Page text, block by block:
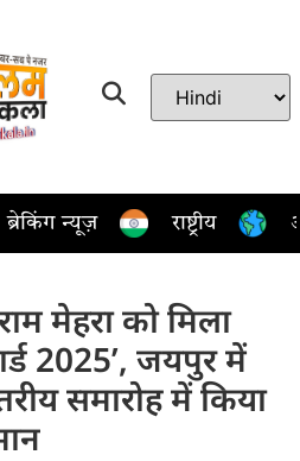
ब्रेकिंग न्यूज़ राष्ट्रीय
मेहरा को मिला
2025’, जयपुर में
समारोह में किया